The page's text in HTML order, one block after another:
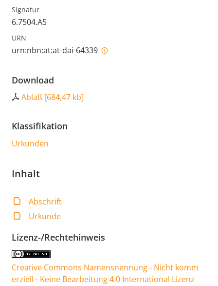
Signatur
6.7504.A5
URN
urn:nbn:at:at-dai-64339
Download
Ablaß [684,47 kb]
Klassifikation
Urkunden
Inhalt
Abschrift
Urkunde
Lizenz-/Rechtehinweis
Creative Commons Namensnennung - Nicht komm
erziell - Keine Bearbeitung 4.0 International Lizenz